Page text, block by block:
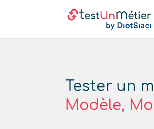
Tester un
Modèle,